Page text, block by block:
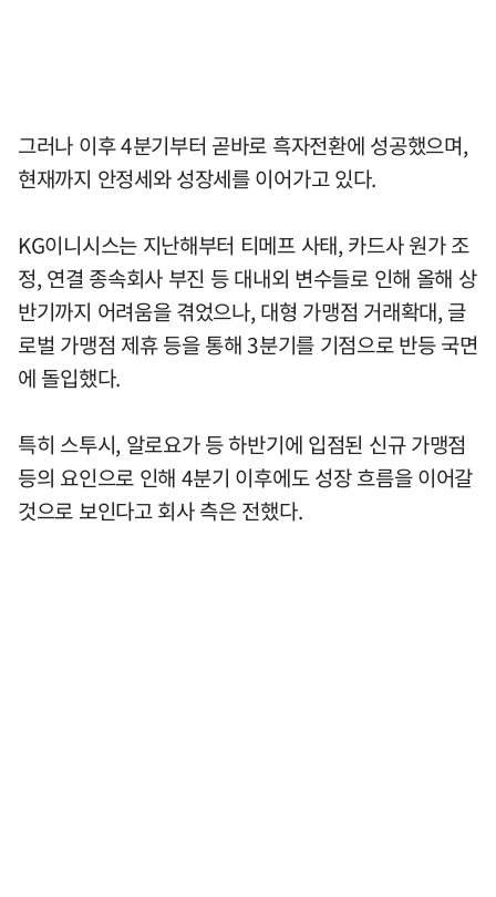
그러나 이후 4분기부터 곧바로 흑자전환에 성공했으며,
현재까지 안정세와 성장세를 이어가고 있다.
KG이니시스는 지난해부터 티메프 사태, 카드사 원가 조
정, 연결 종속회사 부진 등 대내외 변수들로 인해 올해 상
반기까지 어려움을 겪었으나, 대형 가맹점 거래확대, 글
로벌 가맹점 제휴 등을 통해 3분기를 기점으로 반등 국면
에 돌입했다.
특히 스투시, 알로요가 등 하반기에 입점된 신규 가맹점
등의 요인으로 인해 4분기 이후에도 성장 흐름을 이어갈
것으로 보인다고 회사 측은 전했다.